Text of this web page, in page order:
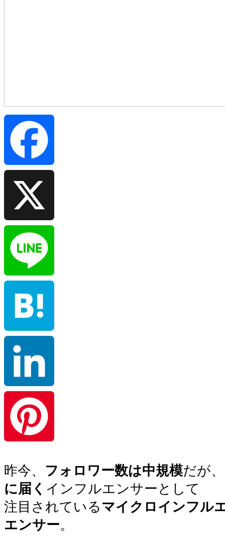
Facebook
Line
Hatena
LinkedIn
昨今、 フォロワー数は中規模だが
に届く インフルエンサーとして
注目されている マイクロインフル
エンサー。